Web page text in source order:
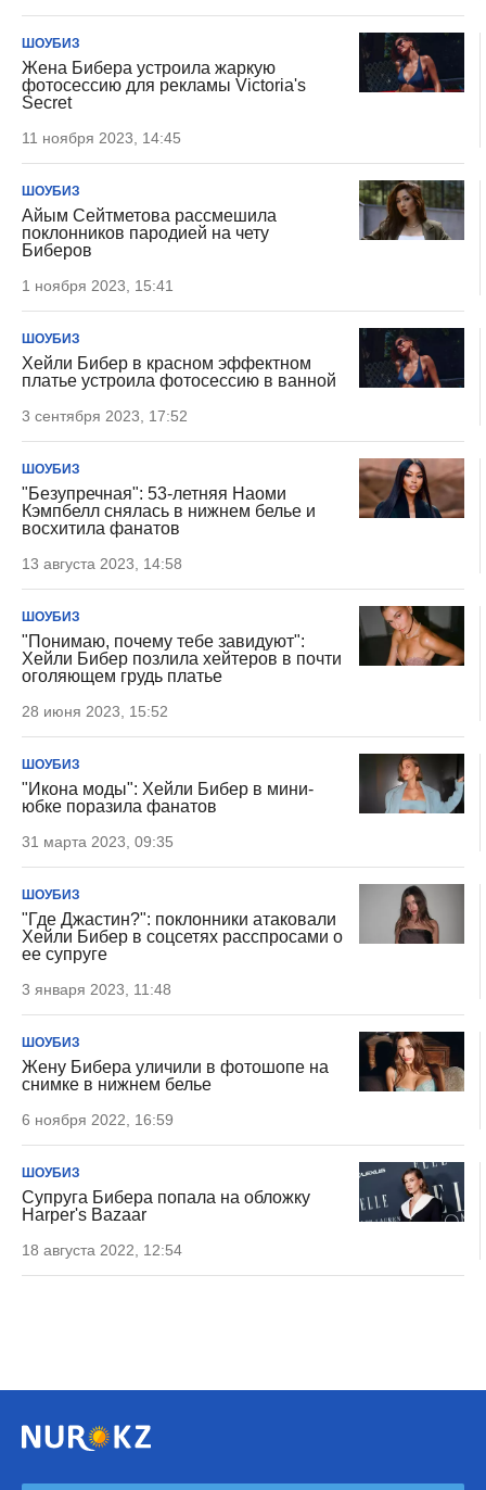
ШОУБИЗ
Жена Бибера устроила жаркую
фотосессию для рекламы Victoria's
Secret
11 ноября 2023, 14:45
ШОУБИЗ
Айым Сейтметова рассмешила
поклонников пародией на чету
Биберов
1 ноября 2023, 15:41
ШОУБИЗ
Хейли Бибер в красном эффектном
платье устроила фотосессию в ванной
3 сентября 2023, 17:52
ШОУБИЗ
"Безупречная": 53-летняя Наоми
Кэмпбелл снялась в нижнем белье и
восхитила фанатов
13 августа 2023, 14:58
ШОУБИЗ
"Понимаю, почему тебе завидуют":
Хейли Бибер позлила хейтеров в почти
оголяющем грудь платье
28 июня 2023, 15:52
ШОУБИЗ
"Икона моды": Хейли Бибер в мини-
юбке поразила фанатов
31 марта 2023, 09:35
ШОУБИЗ
"Где Джастин?": поклонники атаковали
Хейли Бибер в соцсетях расспросами о
ее супруге
3 января 2023, 11:48
ШОУБИЗ
Жену Бибера уличили в фотошопе на
снимке в нижнем белье
6 ноября 2022, 16:59
ШОУБИЗ
Супруга Бибера попала на обложку
Harper's Bazaar
18 августа 2022, 12:54